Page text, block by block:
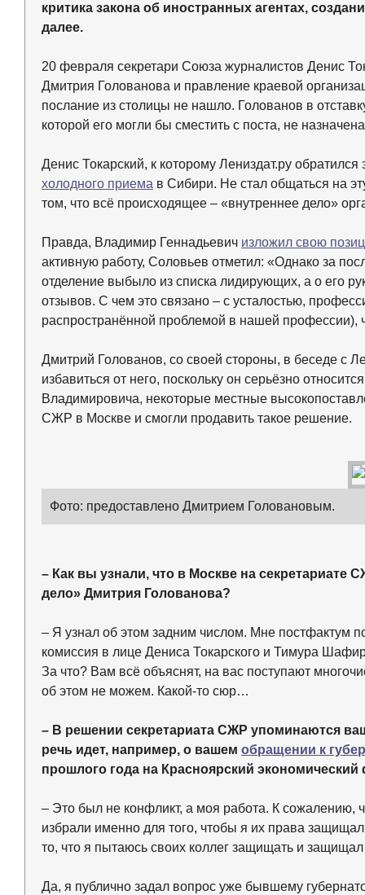
критика закона об иностранных агентах,
далее.
20 февраля секретари Союза журналистов Денис
Дмитрия Голованова и правление краевой
послание из столицы не нашло. Голованов в
которой его могли бы сместить с поста, не
Денис Токарский, к которому Лениздат.ру
холодного приема в Сибири. Не стал общаться на
том, что всё происходящее – «внутреннее дело»
Правда, Владимир Геннадьевич изложил свою
активную работу, Соловьев отметил: «Однако за
отделение выбыло из списка лидирующих, а о его
отзывов. С чем это связано – с усталостью,
распространённой проблемой в нашей профессии),
Дмитрий Голованов, со своей стороны, в беседе с
избавиться от него, поскольку он серьёзно
Владимировича, некоторые местные
СЖР в Москве и смогли продавить такое решение.
Фото: предоставлено Дмитрием Головановым.
– Как вы узнали, что в Москве на секретариате
дело» Дмитрия Голованова?
– Я узнал об этом задним числом. Мне постфактум
комиссия в лице Дениса Токарского и Тимура
За что? Вам всё объяснят, на вас поступают
об этом не можем. Какой-то сюр…
– В решении секретариата СЖР упоминаются
речь идет, например, о вашем обращении к
прошлого года на Красноярский
– Это был не конфликт, а моя работа. К сожалению,
избрали именно для того, чтобы я их права
то, что я пытаюсь своих коллег защищать и
Да, я публично задал вопрос уже бывшему